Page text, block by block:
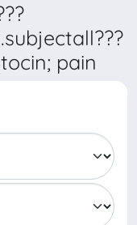
pain